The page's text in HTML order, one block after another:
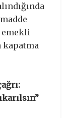
kapatma